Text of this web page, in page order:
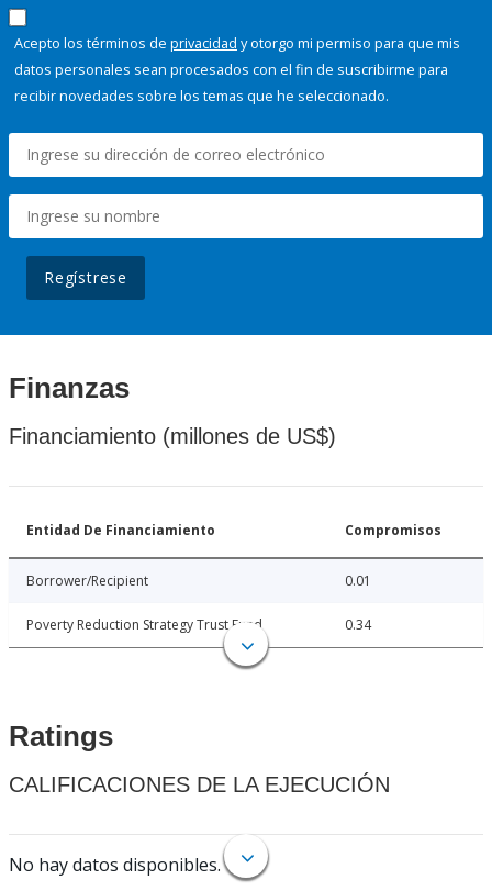
Acepto los términos de privacidad y otorgo mi permiso para que mis
datos personales sean procesados con el fin de suscribirme para
recibir novedades sobre los temas que he seleccionado.
Regístrese
Finanzas
Financiamiento (millones de US$)
Entidad De Financiamiento Compromisos
Borrower/Recipient 0.01
Poverty Reduction Strategy Trust Fund 0.34
Ratings
CALIFICACIONES DE LA EJECUCIÓN
No hay datos disponibles.